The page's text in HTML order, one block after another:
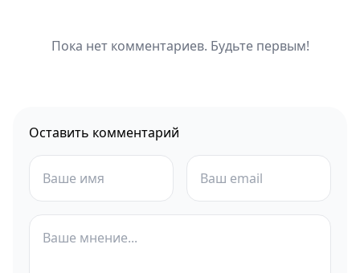
Пока нет комментариев. Будьте первым!
Оставить комментарий